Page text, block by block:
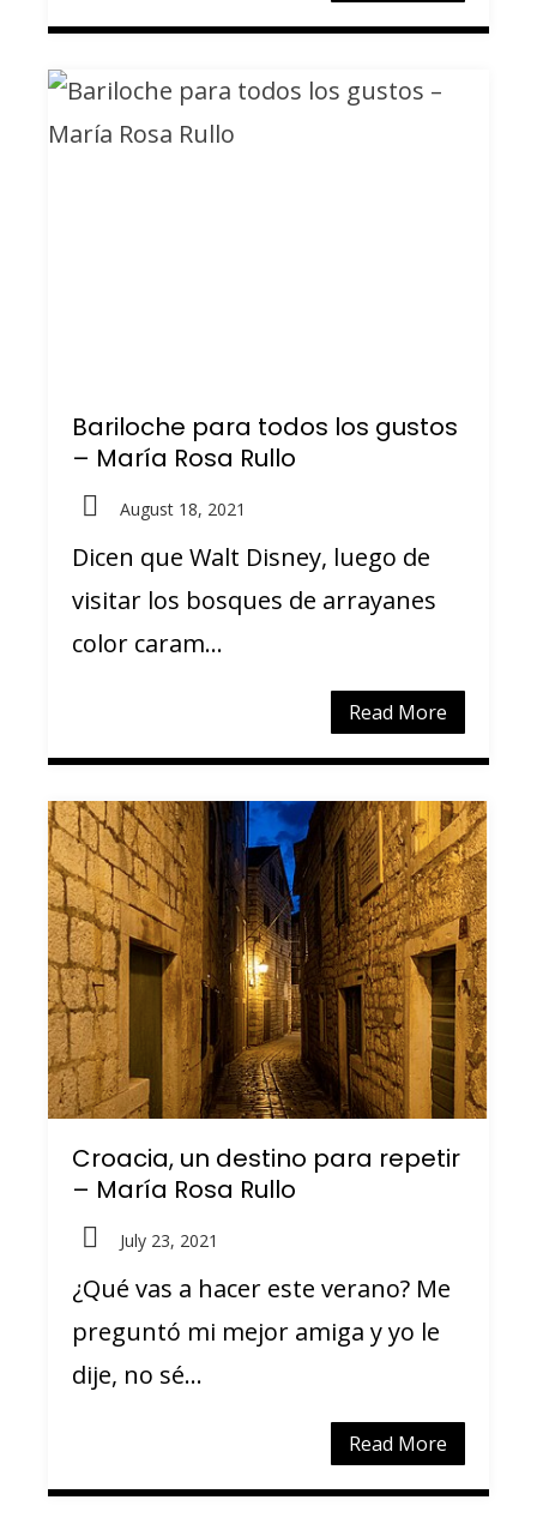
Bariloche para todos los gustos
– María Rosa Rullo
August 18, 2021
Dicen que Walt Disney, luego de
visitar los bosques de arrayanes
color caram...
Read More
Croacia, un destino para repetir
– María Rosa Rullo
July 23, 2021
¿Qué vas a hacer este verano? Me
preguntó mi mejor amiga y yo le
dije, no sé...
Read More